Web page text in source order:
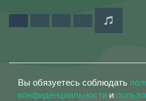
Вы обязуетесь соблюдать
конфиденциальности и